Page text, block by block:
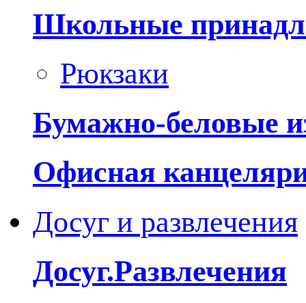
Школьные
Рюкзаки
Бумажно-беловые
Офисная
Досуг и развлечения
Досуг.Развлечения